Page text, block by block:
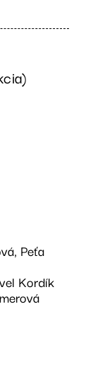
Peťa
Kordík